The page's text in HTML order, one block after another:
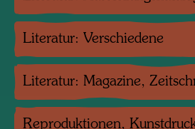
Literatur: Verschiedene
Literatur: Magazine,
Reproduktionen,